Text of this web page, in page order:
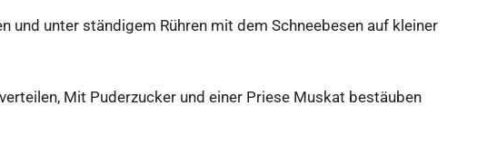
und unter ständigem Rühren mit dem Schneebesen auf kleiner
Mit Puderzucker und einer Priese Muskat bestäuben